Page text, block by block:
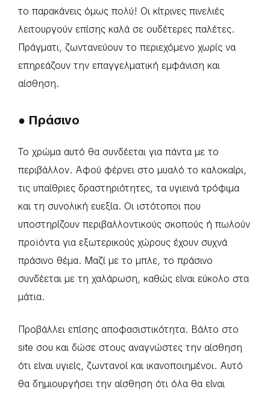
το παρακάνεις όμως πολύ! Οι κίτρινες πινελιές
λειτουργούν επίσης καλά σε ουδέτερες παλέτες.
Πράγματι, ζωντανεύουν το περιεχόμενο χωρίς να
επηρεάζουν την επαγγελματική εμφάνιση και
αίσθηση.
● Πράσινο
Το χρώμα αυτό θα συνδέεται για πάντα με το
περιβάλλον. Αφού φέρνει στο μυαλό το καλοκαίρι,
τις υπαίθριες δραστηριότητες, τα υγιεινά τρόφιμα
και τη συνολική ευεξία. Οι ιστότοποι που
υποστηρίζουν περιβαλλοντικούς σκοπούς ή πωλούν
προϊόντα για εξωτερικούς χώρους έχουν συχνά
πράσινο θέμα. Μαζί με το μπλε, το πράσινο
συνδέεται με τη χαλάρωση, καθώς είναι εύκολο στα
μάτια.
Προβάλλει επίσης αποφασιστικότητα. Βάλτο στο
site σου και δώσε στους αναγνώστες την αίσθηση
ότι είναι υγιείς, ζωντανοί και ικανοποιημένοι. Αυτό
θα δημιουργήσει την αίσθηση ότι όλα θα είναι